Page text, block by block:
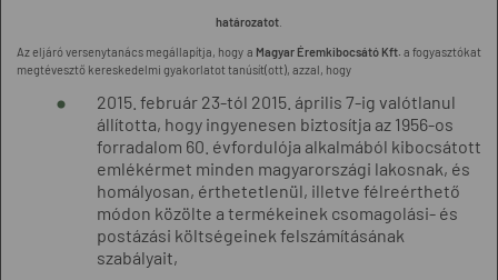
határozatot
Az eljáró versenytanács megállapítja, hogy a Magyar Éremkibocsátó Kft. a fogyasztókat
megtévesztő kereskedelmi gyakorlatot tanúsít(ott), azzal, hogy
2015. február 23-tól 2015. április 7-ig valótlanul
állította, hogy ingyenesen biztosítja az 1956-os
forradalom 60. évfordulója alkalmából kibocsátott
emlékérmet minden magyarországi lakosnak, és
homályosan, érthetetlenül, illetve félreérthető
módon közölte a termékeinek csomagolási- és
postázási költségeinek felszámításának
szabályait,